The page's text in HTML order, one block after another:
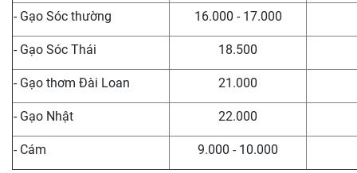
- Gạo Sóc thường 16.000 - 17.000
- Gạo Sóc Thái 18.500
- Gạo thơm Đài Loan 21.000
- Gạo Nhật 22.000
- Cám 9.000 - 10.000